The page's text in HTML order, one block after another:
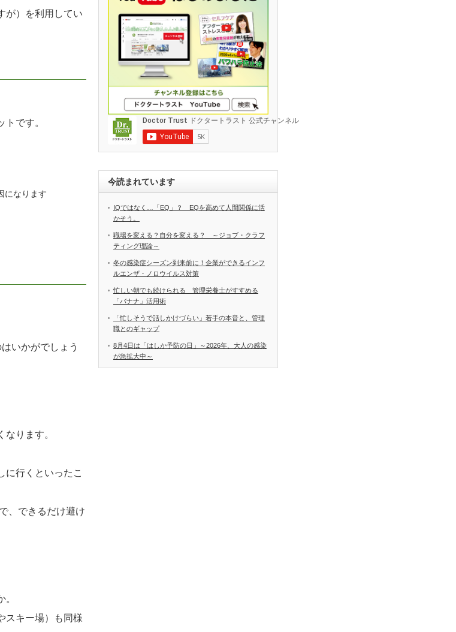
が）を利用してい
です。
になります
いかがでしょう
ります。
に行くといったこ
、できるだけ避け
スキー場）も同様
今読まれています
IQではなく…「EQ」？ EQを高めて人間関係に活
かそう。
職場を変える？自分を変える？ ～ジョブ・クラフ
ティング理論～
冬の感染症シーズン到来前に！企業ができるインフ
ルエンザ・ノロウイルス対策
忙しい朝でも続けられる 管理栄養士がすすめる
「バナナ」活用術
「忙しそうで話しかけづらい」若手の本音と、管理
職とのギャップ
8月4日は「はしか予防の日」～2026年、大人の感染
が急拡大中～